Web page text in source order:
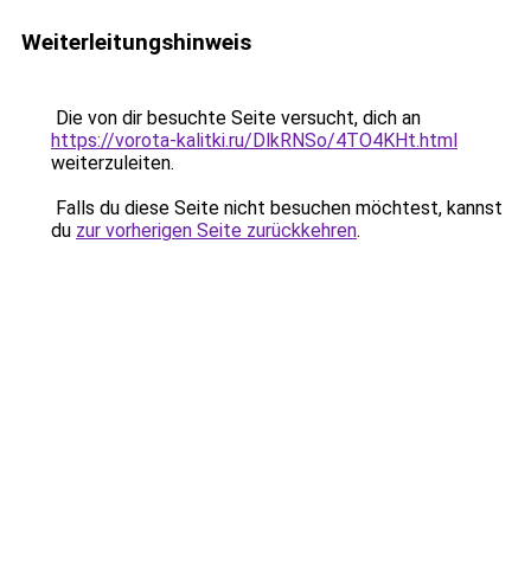
Weiterleitungshinweis
Die von dir besuchte Seite versucht, dich an
https://vorota-kalitki.ru/DlkRNSo/4TO4KHt.html
weiterzuleiten.
Falls du diese Seite nicht besuchen möchtest, kannst
du zur vorherigen Seite zurückkehren.